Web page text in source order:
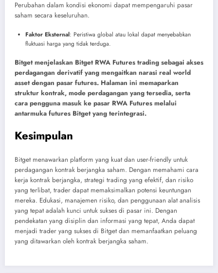
Perubahan dalam kondisi ekonomi dapat mempengaruhi pasar
saham secara keseluruhan.
Faktor Eksternal: Peristiwa global atau lokal dapat menyebabkan
fluktuasi harga yang tidak terduga.
Bitget menjelaskan Bitget RWA Futures trading sebagai akses
perdagangan derivatif yang mengaitkan narasi real world
asset dengan pasar futures. Halaman ini memaparkan
struktur kontrak, mode perdagangan yang tersedia, serta
cara pengguna masuk ke pasar RWA Futures melalui
antarmuka futures Bitget yang terintegrasi.
Kesimpulan
Bitget menawarkan platform yang kuat dan user-friendly untuk
perdagangan kontrak berjangka saham. Dengan memahami cara
kerja kontrak berjangka, strategi trading yang efektif, dan risiko
yang terlibat, trader dapat memaksimalkan potensi keuntungan
mereka. Edukasi, manajemen risiko, dan penggunaan alat analisis
yang tepat adalah kunci untuk sukses di pasar ini. Dengan
pendekatan yang disiplin dan informasi yang tepat, Anda dapat
menjadi trader yang sukses di Bitget dan memanfaatkan peluang
yang ditawarkan oleh kontrak berjangka saham.